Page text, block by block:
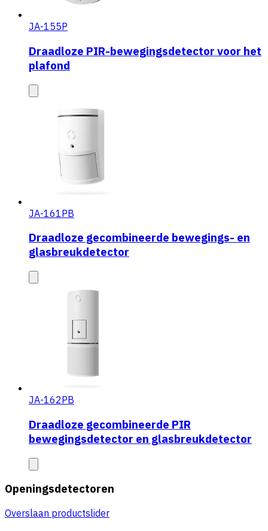
JA-155P
Draadloze PIR-bewegingsdetector voor het
plafond
JA-161PB
Draadloze gecombineerde bewegings- en
glasbreukdetector
JA-162PB
Draadloze gecombineerde PIR
bewegingsdetector en glasbreukdetector
Openingsdetectoren
Overslaan productslider